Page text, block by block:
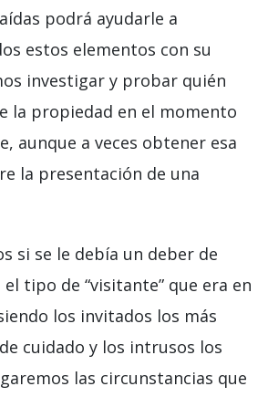
podrá ayudarle a
estos elementos con su
investigar y probar quién
la propiedad en el momento
aunque a veces obtener esa
la presentación de una
si se le debía un deber de
tipo de “visitante” que era en
los invitados los más
cuidado y los intrusos los
las circunstancias que